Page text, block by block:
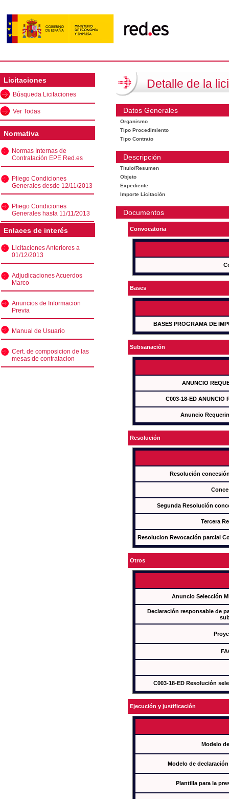
Licitaciones
Búsqueda Licitaciones
Ver Todas
Normativa
Normas Internas de
Contratación EPE Red.es
Pliego Condiciones
Generales desde 12/11/2013
Pliego Condiciones
Generales hasta 11/11/2013
Enlaces de interés
Licitaciones Anteriores a
01/12/2013
Adjudicaciones Acuerdos
Marco
Anuncios de Informacion
Previa
Manual de Usuario
Cert. de composicion de las
mesas de contratacion
Detalle de la
Datos Generales
Organismo
Tipo Procedimiento
Tipo Contrato
Descripción
Título/Resumen
Objeto
Expediente
Importe Licitación
Documentos
Convocatoria
Bases
BASES PROGRAMA DE
Subsanación
ANUNCIO
C003-18-ED ANUNCIO
Anuncio
Resolución
Resolución
Segunda Resolución
Tercera
Resolucion Revocación parcial
Otros
Anuncio Selección
Declaración responsable de
C003-18-ED Resolución
Ejecución y justificación
Modelo
Modelo de
Plantilla para la